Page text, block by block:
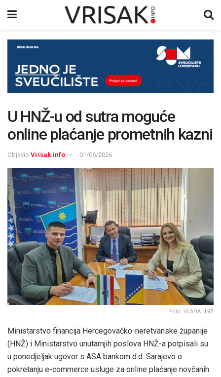
U HNŽ-u od sutra moguće
online plaćanje prometnih kazni
Objavio Vrisak.info 01/06/2026
Foto: VLADA HNŽ
Ministarstvo financija Hercegovačko-neretvanske županije
(HNŽ) i Ministarstvo unutarnjih poslova HNŽ-a potpisali su
u ponedjeljak ugovor s ASA bankom d.d. Sarajevo o
pokretanju e-commerce usluge za online plaćanje novčanih